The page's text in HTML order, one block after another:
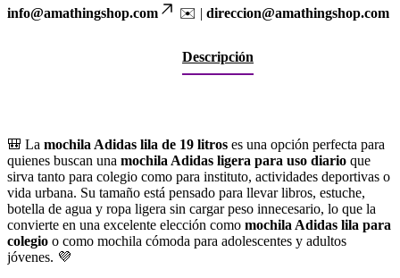
info@amathingshop.com
✉️ | direccion@amathingshop.com
Descripción
🎒 La mochila Adidas lila de 19 litros es una opción perfecta para
quienes buscan una mochila Adidas ligera para uso diario que
sirva tanto para colegio como para instituto, actividades deportivas o
vida urbana. Su tamaño está pensado para llevar libros, estuche,
botella de agua y ropa ligera sin cargar peso innecesario, lo que la
convierte en una excelente elección como mochila Adidas lila para
colegio o como mochila cómoda para adolescentes y adultos
jóvenes. 💜